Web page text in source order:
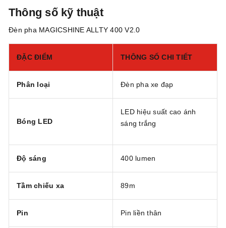
Thông số kỹ thuật
Đèn pha MAGICSHINE ALLTY 400 V2.0
ĐẶC ĐIỂM THÔNG SỐ CHI TIẾT
Phân loại Đèn pha xe đạp
Bóng LED
LED hiệu suất cao ánh
sáng trắng
Độ sáng 400 lumen
Tầm chiếu xa 89m
Pin Pin liền thân